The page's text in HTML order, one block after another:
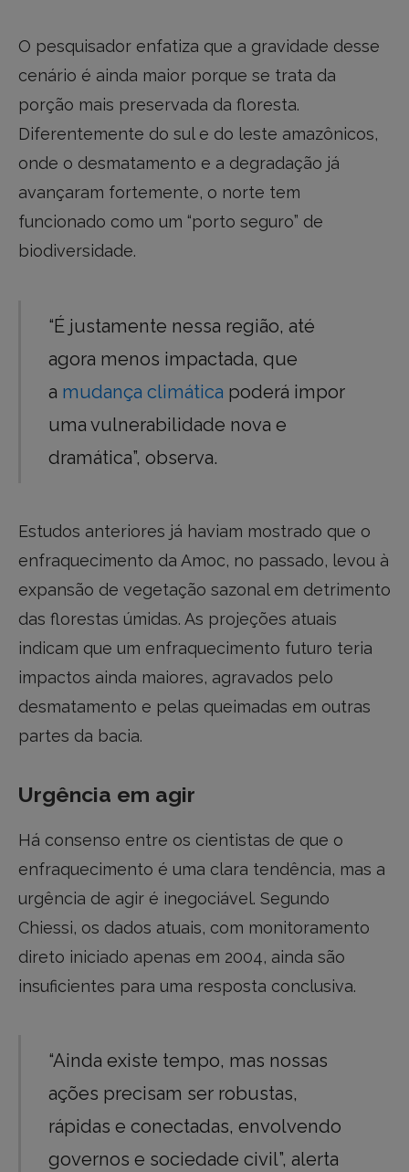
O pesquisador enfatiza que a gravidade desse
cenário é ainda maior porque se trata da
porção mais preservada da floresta.
Diferentemente do sul e do leste amazônicos,
onde o desmatamento e a degradação já
avançaram fortemente, o norte tem
funcionado como um “porto seguro” de
biodiversidade.
“É justamente nessa região, até
agora menos impactada, que
a mudança climática poderá impor
uma vulnerabilidade nova e
dramática”, observa.
Estudos anteriores já haviam mostrado que o
enfraquecimento da Amoc, no passado, levou à
expansão de vegetação sazonal em detrimento
das florestas úmidas. As projeções atuais
indicam que um enfraquecimento futuro teria
impactos ainda maiores, agravados pelo
desmatamento e pelas queimadas em outras
partes da bacia.
Urgência em agir
Há consenso entre os cientistas de que o
enfraquecimento é uma clara tendência, mas a
urgência de agir é inegociável. Segundo
Chiessi, os dados atuais, com monitoramento
direto iniciado apenas em 2004, ainda são
insuficientes para uma resposta conclusiva.
“Ainda existe tempo, mas nossas
ações precisam ser robustas,
rápidas e conectadas, envolvendo
governos e sociedade civil”, alerta